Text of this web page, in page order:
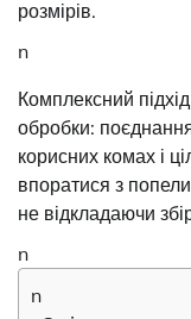
розмірів.
n
Комплексний
обробки:
корисних комах і
впоратися з
не відкладаючи
n
n